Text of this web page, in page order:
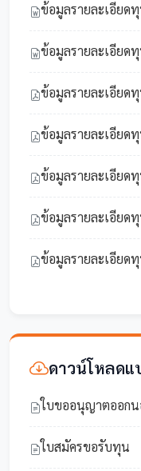
ข้อมูลรายละเอียด
ข้อมูลรายละเอียด
ข้อมูลรายละเอียด
ข้อมูลรายละเอียด
ข้อมูลรายละเอียด
ข้อมูลรายละเอียด
ข้อมูลรายละเอียด
ดาวน์โหลดแ
ใบขออนุญาตออกน
ใบสมัครขอรับทุน